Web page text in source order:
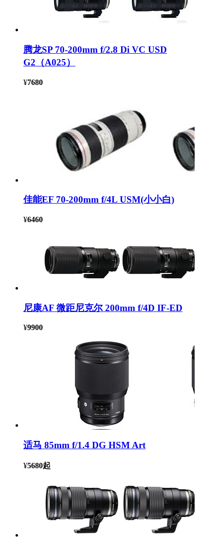
腾龙SP 70-200mm f/2.8 Di VC USD
G2（A025）
¥7680
佳能EF 70-200mm f/4L USM(小小白)
¥6460
尼康AF 微距尼克尔 200mm f/4D IF-ED
¥9900
适马 85mm f/1.4 DG HSM Art
¥5680起